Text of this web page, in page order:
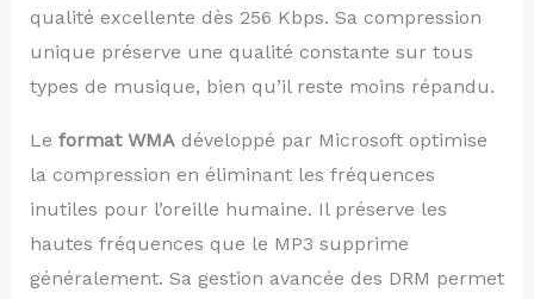
qualité excellente dès 256 Kbps. Sa compression
unique préserve une qualité constante sur tous
types de musique, bien qu’il reste moins répandu.
Le format WMAdéveloppé par Microsoft optimise
la compression en éliminant les fréquences
inutiles pour l’oreille humaine. Il préserve les
hautes fréquences que le MP3 supprime
généralement. Sa gestion avancée des DRM permet